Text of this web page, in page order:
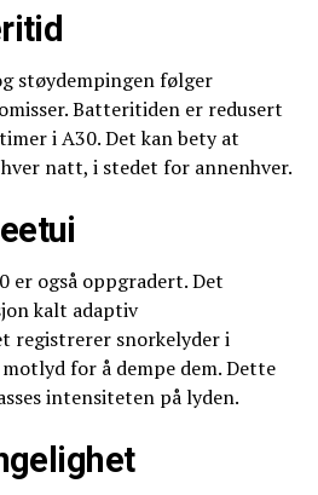
støydempingen følger
Batteritiden er redusert
i A30. Det kan bety at
natt, i stedet for annenhver.
er også oppgradert. Det
kalt adaptiv
registrerer snorkelyder i
for å dempe dem. Dette
intensiteten på lyden.